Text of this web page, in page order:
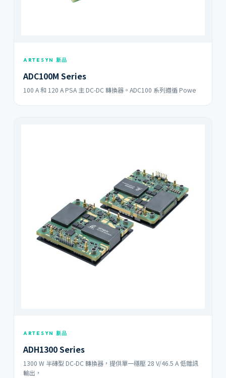
ARTESYN 新品
ADC100M Series
100 A 和 120 A PSA 主 DC-DC 轉換器。ADC100 系列遵循 Powe
ARTESYN 新品
ADH1300 Series
1300 W 半磚型 DC-DC 轉換器，提供單一穩壓 28 V/46.5 A 低雜訊
輸出，